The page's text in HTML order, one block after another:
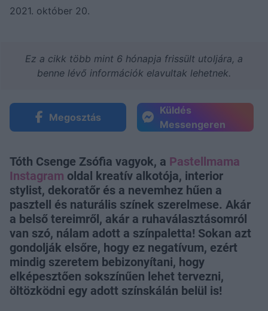
2021. október 20.
Ez a cikk több mint 6 hónapja frissült utoljára, a
benne lévő információk elavultak lehetnek.
Megosztás
Küldés
Messengeren
Tóth Csenge Zsófia vagyok, a Pastellmama
Instagram oldal kreatív alkotója, interior
stylist, dekoratőr és a nevemhez hűen a
pasztell és naturális színek szerelmese. Akár
a belső tereimről, akár a ruhaválasztásomról
van szó, nálam adott a színpaletta! Sokan azt
gondolják elsőre, hogy ez negatívum, ezért
mindig szeretem bebizonyítani, hogy
elképesztően sokszínűen lehet tervezni,
öltözködni egy adott színskálán belül is!